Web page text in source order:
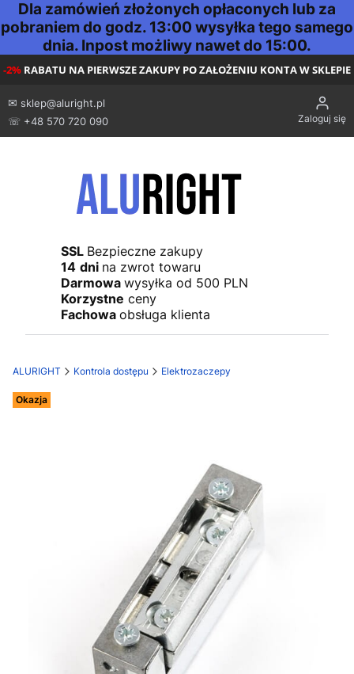
Dla zamówień złożonych opłaconych lub za
pobraniem do godz. 13:00 wysyłka tego samego
dnia. Inpost możliwy nawet do 15:00.
-2% RABATU NA PIERWSZE ZAKUPY PO ZAŁOŻENIU KONTA W SKLEPIE
✉ sklep@aluright.pl
☏ +48 570 720 090
Zaloguj się
SSL Bezpieczne zakupy
14 dni na zwrot towaru
Darmowa wysyłka od 500 PLN
Korzystne ceny
Fachowa obsługa klienta
ALURIGHT Kontrola dostępu Elektrozaczepy
Etykiety
Okazja